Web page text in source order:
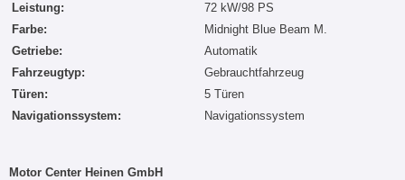
Leistung:
72 kW/98 PS
Farbe:
Midnight Blue Beam M.
Getriebe:
Automatik
Fahrzeugtyp:
Gebrauchtfahrzeug
Türen:
5 Türen
Navigationssystem:
Navigationssystem
Motor Center Heinen GmbH